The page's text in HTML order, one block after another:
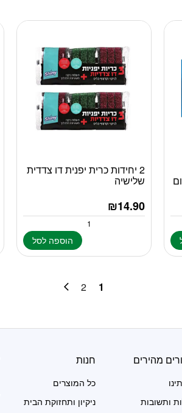
2 יחידות כרית יפנית דו צדדית
שלישיה
₪14.90
הוספה לסל
1
2
מהירים
ותשובות
חנות
כל המוצרים
ניקיון ותחזוקת הבית